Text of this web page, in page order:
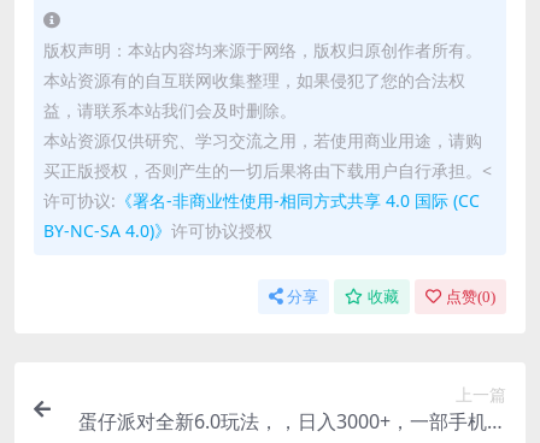
版权声明：本站内容均来源于网络，版权归原创作者所有。
本站资源有的自互联网收集整理，如果侵犯了您的合法权
益，请联系本站我们会及时删除。
本站资源仅供研究、学习交流之用，若使用商业用途，请购
买正版授权，否则产生的一切后果将由下载用户自行承担。<
许可协议: 《署名-非商业性使用-相同方式共享 4.0 国际 (CC
BY-NC-SA 4.0)》 许可协议授权
分享 收藏 点赞(0)
上一篇
蛋仔派对全新6.0玩法，，日入3000+，一部手机做